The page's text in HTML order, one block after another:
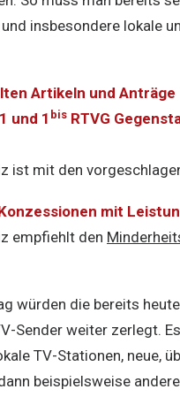
insbesondere lokale
Artikeln und Anträge
und 1 bis RTVG
ist mit den
mit
empfiehlt den
würden die bereits
Sender weiter zerlegt.
TV-Stationen, neue,
beispielsweise